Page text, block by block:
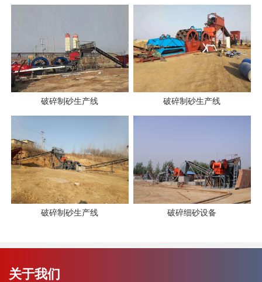
破碎制砂生产线 破碎制砂生产线
破碎制砂生产线 破碎细砂设备
关于我们